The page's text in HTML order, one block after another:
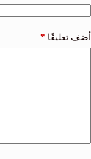
أضف تعليقًا *